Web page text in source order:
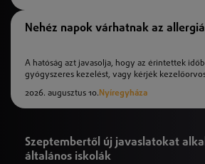
Nehéz napok várhatnak az
A hatóság azt javasolja, hogy az érintettek
gyógyszeres kezelést, vagy kérjék
2026. augusztus 10. Nyíregyháza
Szeptembertől új javaslatokat
általános iskolák